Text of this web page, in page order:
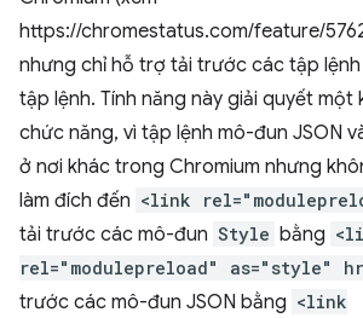
https://chromestatus.com/feature/
nhưng chỉ hỗ trợ tải trước các tập
tập lệnh. Tính năng này giải quyết
chức năng, vì tập lệnh mô-đun JSON
ở nơi khác trong Chromium nhưng
làm đích đến <link
tải trước các mô-đun Style bằng
rel="modulepreload" as="style"
trước các mô-đun JSON bằng <link